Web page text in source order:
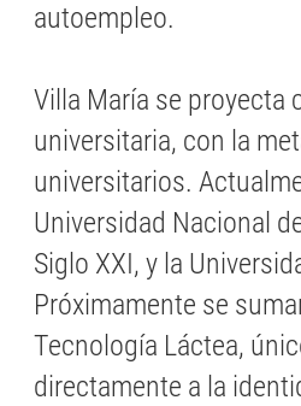
autoempleo.
Villa María se proyecta
universitaria, con la
universitarios.
Universidad Nacional
Siglo XXI, y la
Próximamente se
Tecnología Láctea,
directamente a la